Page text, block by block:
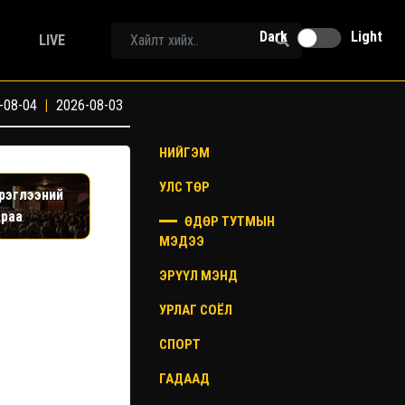
LIVE Dark Light
08-04 | 2026-08-03
НИЙГЭМ
УЛС ТӨР
ӨДӨР ТУТМЫН
МЭДЭЭ
ЭРҮҮЛ МЭНД
УРЛАГ СОЁЛ
СПОРТ
ГАДААД